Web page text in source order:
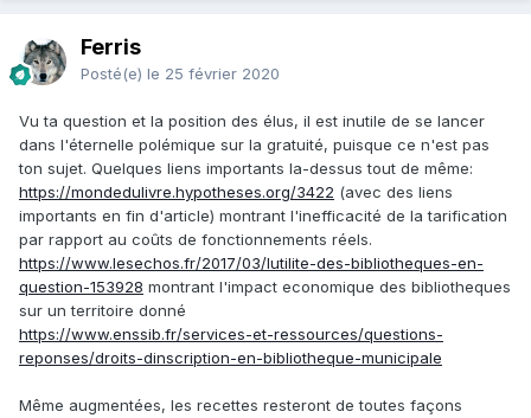
Ferris
Posté(e) le 25 février 2020
Vu ta question et la position des élus, il est inutile de se lancer
dans l'éternelle polémique sur la gratuité, puisque ce n'est pas
ton sujet. Quelques liens importants la-dessus tout de même:
https://mondedulivre.hypotheses.org/3422 (avec des liens
importants en fin d'article) montrant l'inefficacité de la tarification
par rapport au coûts de fonctionnements réels.
https://www.lesechos.fr/2017/03/lutilite-des-bibliotheques-en-
question-153928 montrant l'impact economique des bibliotheques
sur un territoire donné
https://www.enssib.fr/services-et-ressources/questions-
reponses/droits-dinscription-en-bibliotheque-municipale
Même augmentées, les recettes resteront de toutes façons